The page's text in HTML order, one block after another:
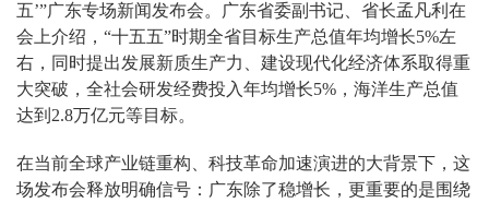
五’”广东专场新闻发布会。广东省委副书记、省长孟凡利在
会上介绍，“十五五”时期全省目标生产总值年均增长5%左
右，同时提出发展新质生产力、建设现代化经济体系取得重
大突破，全社会研发经费投入年均增长5%，海洋生产总值
达到2.8万亿元等目标。
在当前全球产业链重构、科技革命加速演进的大背景下，这
场发布会释放明确信号：广东除了稳增长，更重要的是围绕